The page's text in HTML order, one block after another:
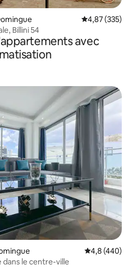
Évaluation
4,87 (335)
Billini 54
avec
Évaluation
4,8 (440)
le centre-ville